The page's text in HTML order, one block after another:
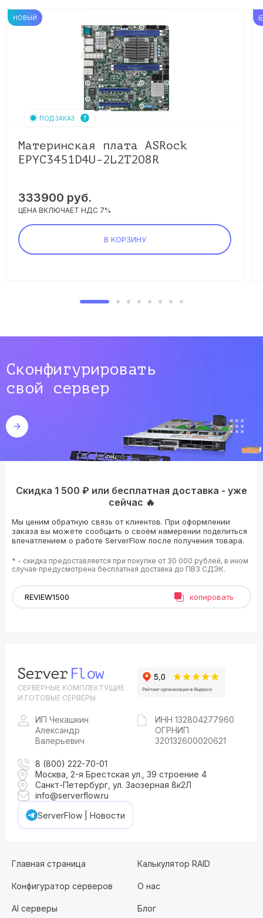
НОВЫЙ
ПОД ЗАКАЗ
Материнская плата ASRock
EPYC3451D4U-2L2T2O8R
333900 руб.
ЦЕНА ВКЛЮЧАЕТ НДС 7%
В КОРЗИНУ
Сконфигурировать
свой сервер
Скидка 1 500 ₽ или бесплатная доставка - уже
сейчас 🔥
Мы ценим обратную связь от клиентов. При оформлении
заказа вы можете сообщить о своём намерении поделиться
впечатлением о работе ServerFlow после получения товара.
* - скидка предоставляется при покупке от 30 000 рублей, в ином
случае предусмотрена бесплатная доставка до ПВЗ СДЭК.
копировать
СЕРВЕРНЫЕ КОМПЛЕКТУЩИЕ
И ГОТОВЫЕ СЕРВЕРЫ
ИП Чекашкин
Александр
Валерьевич
ИНН 132804277960
ОГРНИП
320132600020621
8 (800) 222-70-01
Москва, 2-я Брестская ул., 39 строение 4
Санкт-Петербург, ул. Заозерная 8к2Л
info@serverflow.ru
ServerFlow | Новости
Главная страница Калькулятор RAID
Конфигуратор серверов О нас
AI серверы Блог